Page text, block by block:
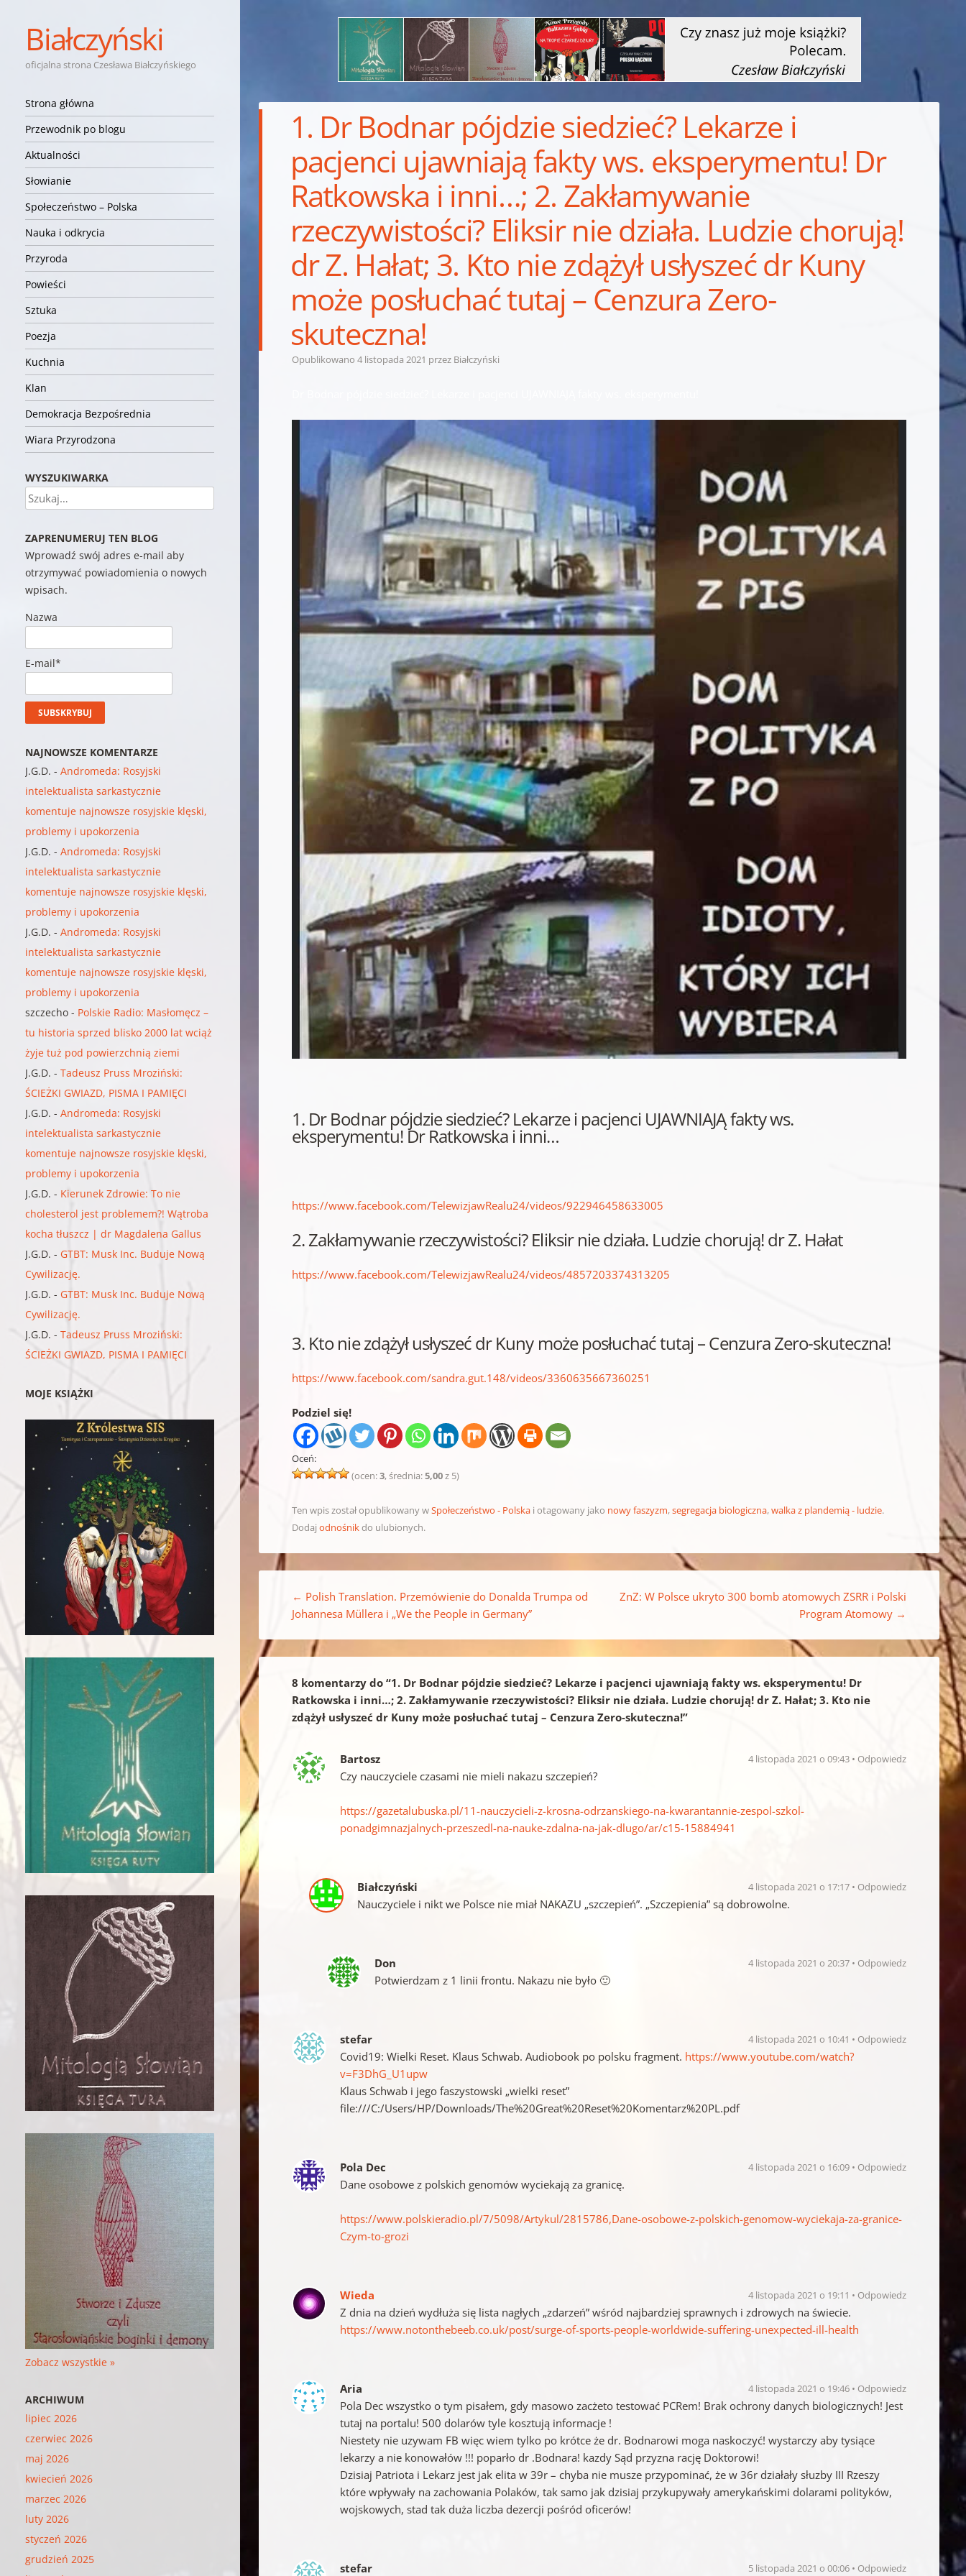
Białczyński
oficjalna strona Czesława Białczyńskiego
Nawigacja
Przejdź do treści
Strona główna
Przewodnik po blogu
Aktualności
Słowianie
Społeczeństwo – Polska
Nauka i odkrycia
Przyroda
Powieści
Sztuka
Poezja
Kuchnia
Klan
Demokracja Bezpośrednia
Wiara Przyrodzona
1. Dr Bodnar pójdzie siedzieć? Lekarze i
pacjenci ujawniają fakty ws. eksperymentu! Dr
Ratkowska i inni…; 2. Zakłamywanie
rzeczywistości? Eliksir nie działa. Ludzie chorują!
dr Z. Hałat; 3. Kto nie zdążył usłyszeć dr Kuny
może posłuchać tutaj – Cenzura Zero-
skuteczna!
Opublikowano4 listopada 2021 przez Białczyński
1. Dr Bodnar pójdzie siedzieć? Lekarze i pacjenci UJAWNIAJĄ fakty ws.
eksperymentu! Dr Ratkowska i inni…
https://www.facebook.com/TelewizjawRealu24/videos/922946458633005
2. Zakłamywanie rzeczywistości? Eliksir nie działa. Ludzie chorują! dr Z. Hałat
https://www.facebook.com/TelewizjawRealu24/videos/4857203374313205
3. Kto nie zdążył usłyszeć dr Kuny może posłuchać tutaj – Cenzura Zero-skuteczna!
https://www.facebook.com/sandra.gut.148/videos/3360635667360251
Podziel się!
Oceń:
(ocen:3, średnia:5,00z 5)
Ten wpis został opublikowany wSpołeczeństwo - Polska i otagowany jako nowy faszyzm,segregacja biologiczna,walka z plandemią - ludzie.
Dodajodnośnikdo ulubionych.
← Polish Translation. Przemówienie do Donalda Trumpa od
Johannesa Müllera i „We the People in Germany”
ZnZ: W Polsce ukryto 300 bomb atomowych ZSRR i Polski
Program Atomowy →
8 komentarzy do “1. Dr Bodnar pójdzie siedzieć? Lekarze i pacjenci ujawniają fakty ws. eksperymentu! Dr
Ratkowska i inni…; 2. Zakłamywanie rzeczywistości? Eliksir nie działa. Ludzie chorują! dr Z. Hałat; 3. Kto nie
zdążył usłyszeć dr Kuny może posłuchać tutaj – Cenzura Zero-skuteczna!”
Bartosz 4 listopada 2021 o 09:43 Odpowiedz
Czy nauczyciele czasami nie mieli nakazu szczepień?
https://gazetalubuska.pl/11-nauczycieli-z-krosna-odrzanskiego-na-kwarantannie-zespol-szkol-
ponadgimnazjalnych-przeszedl-na-nauke-zdalna-na-jak-dlugo/ar/c15-15884941
Białczyński 4 listopada 2021 o 17:17 Odpowiedz
Nauczyciele i nikt we Polsce nie miał NAKAZU „szczepień”. „Szczepienia” są dobrowolne.
Don 4 listopada 2021 o 20:37 Odpowiedz
Potwierdzam z 1 linii frontu. Nakazu nie było 🙂
stefar 4 listopada 2021 o 10:41 Odpowiedz
Covid19: Wielki Reset. Klaus Schwab. Audiobook po polsku fragment. https://www.youtube.com/watch?
v=F3DhG_U1upw
Klaus Schwab i jego faszystowski „wielki reset”
file:///C:/Users/HP/Downloads/The%20Great%20Reset%20Komentarz%20PL.pdf
Pola Dec 4 listopada 2021 o 16:09 Odpowiedz
Dane osobowe z polskich genomów wyciekają za granicę.
https://www.polskieradio.pl/7/5098/Artykul/2815786,Dane-osobowe-z-polskich-genomow-wyciekaja-za-granice-
Czym-to-grozi
Wieda 4 listopada 2021 o 19:11 Odpowiedz
Z dnia na dzień wydłuża się lista nagłych „zdarzeń” wśród najbardziej sprawnych i zdrowych na świecie.
https://www.notonthebeeb.co.uk/post/surge-of-sports-people-worldwide-suffering-unexpected-ill-health
Aria 4 listopada 2021 o 19:46 Odpowiedz
Pola Dec wszystko o tym pisałem, gdy masowo zacżeto testować PCRem! Brak ochrony danych biologicznych! Jest
tutaj na portalu! 500 dolarów tyle kosztują informacje !
Niestety nie uzywam FB więc wiem tylko po krótce że dr. Bodnarowi moga naskoczyć! wystarczy aby tysiące
lekarzy a nie konowałów !!! poparło dr .Bodnara! kazdy Sąd przyzna rację Doktorowi!
Dzisiaj Patriota i Lekarz jest jak elita w 39r – chyba nie musze przypominać, że w 36r działały słuzby III Rzeszy
które wpływały na zachowania Polaków, tak samo jak dzisiaj przykupywały amerykańskimi dolarami polityków,
wojskowych, stad tak duża liczba dezercji pośród oficerów!
stefar 5 listopada 2021 o 00:06 Odpowiedz
WYSZUKIWARKA
Szukaj
ZAPRENUMERUJ TEN BLOG
Wprowadź swój adres e-mail aby
otrzymywać powiadomienia o nowych
wpisach.
Nazwa
E-mail*
NAJNOWSZE KOMENTARZE
J.G.D. -Andromeda: Rosyjski
intelektualista sarkastycznie
komentuje najnowsze rosyjskie klęski,
problemy i upokorzenia
J.G.D. -Andromeda: Rosyjski
intelektualista sarkastycznie
komentuje najnowsze rosyjskie klęski,
problemy i upokorzenia
J.G.D. -Andromeda: Rosyjski
intelektualista sarkastycznie
komentuje najnowsze rosyjskie klęski,
problemy i upokorzenia
szczecho - Polskie Radio: Masłomęcz –
tu historia sprzed blisko 2000 lat wciąż
żyje tuż pod powierzchnią ziemi
J.G.D. -Tadeusz Pruss Mroziński:
ŚCIEŻKI GWIAZD, PISMA I PAMIĘCI
J.G.D. -Andromeda: Rosyjski
intelektualista sarkastycznie
komentuje najnowsze rosyjskie klęski,
problemy i upokorzenia
J.G.D. - Kierunek Zdrowie: To nie
cholesterol jest problemem?! Wątroba
kocha tłuszcz | dr Magdalena Gallus
J.G.D. - GTBT: Musk Inc. Buduje Nową
Cywilizację.
J.G.D. - GTBT: Musk Inc. Buduje Nową
Cywilizację.
J.G.D. -Tadeusz Pruss Mroziński:
ŚCIEŻKI GWIAZD, PISMA I PAMIĘCI
MOJE KSIĄŻKI
Zobacz wszystkie »
ARCHIWUM
lipiec 2026
czerwiec 2026
maj 2026
kwiecień 2026
marzec 2026
luty 2026
styczeń 2026
grudzień 2025